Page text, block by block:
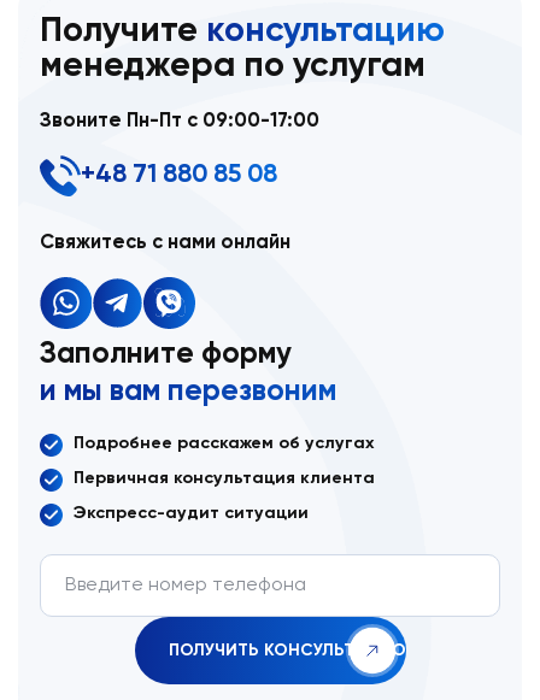
Получите консультацию
менеджера по услугам
Звоните Пн-Пт с 09:00-17:00
+48 71 880 85 08
Свяжитесь с нами онлайн
Заполните форму
и мы вам перезвоним
Подробнее расскажем об услугах
Первичная консультация клиента
Экспресс-аудит ситуации